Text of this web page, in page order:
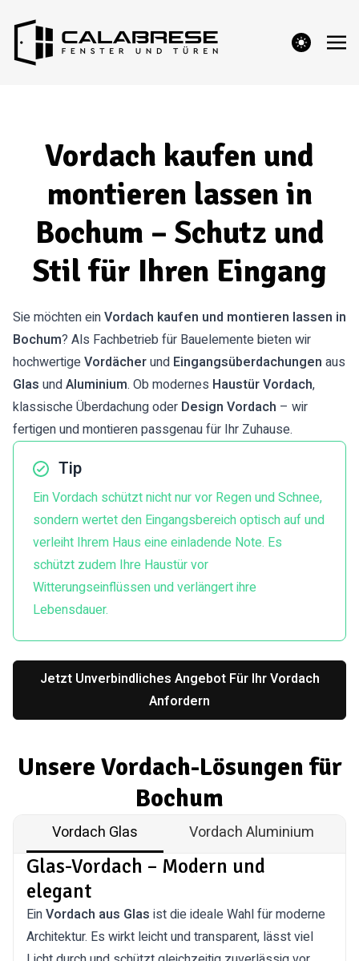
theme switcher
Vordach kaufen und
montieren lassen in
Bochum – Schutz und
Stil für Ihren Eingang
Sie möchten einVordach kaufen und montieren lassen in
Bochum? Als Fachbetrieb für Bauelemente bieten wir
hochwertigeVordächerund Eingangsüberdachungen aus
Glas undAluminium. Ob modernes Haustür Vordach,
klassische Überdachung oder Design Vordach – wir
fertigen und montieren passgenau für Ihr Zuhause.
Tip
Ein Vordach schützt nicht nur vor Regen und Schnee,
sondern wertet den Eingangsbereich optisch auf und
verleiht Ihrem Haus eine einladende Note. Es
schützt zudem Ihre Haustür vor
Witterungseinflüssen und verlängert ihre
Lebensdauer.
Jetzt Unverbindliches Angebot Für Ihr Vordach
Anfordern
Unsere Vordach-Lösungen für
Bochum
Vordach Glas Vordach Aluminium
Glas-Vordach – Modern und
elegant
EinVordach aus Glas ist die ideale Wahl für moderne
Architektur. Es wirkt leicht und transparent, lässt viel